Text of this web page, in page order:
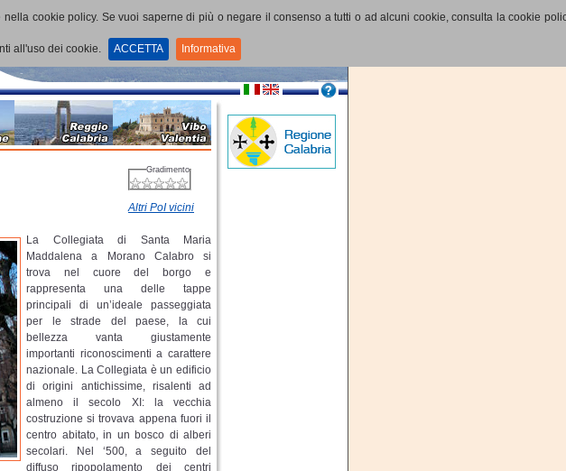
cookie policy. Se vuoi saperne di più o negare il consenso a tutti o ad alcuni cookie, consulta la cookie
all'uso dei cookie. ACCETTA Informativa
Gradimento
Altri PoI vicini
La Collegiata di Santa Maria
Maddalena a Morano Calabro si
trova nel cuore del borgo e
rappresenta una delle tappe
principali di un’ideale passeggiata
per le strade del paese, la cui
bellezza vanta giustamente
importanti riconoscimenti a carattere
nazionale. La Collegiata è un edificio
di origini antichissime, risalenti ad
almeno il secolo XI: la vecchia
costruzione si trovava appena fuori il
centro abitato, in un bosco di alberi
secolari. Nel ‘500, a seguito del
diffuso ripopolamento dei centri